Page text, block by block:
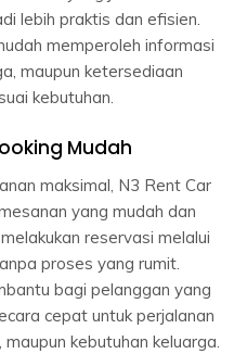
lebih praktis dan efisien.
memperoleh informasi
maupun ketersediaan
kebutuhan.
Mudah
maksimal, N3 Rent Car
yang mudah dan
reservasi melalui
proses yang rumit.
bagi pelanggan yang
cepat untuk perjalanan
kebutuhan keluarga.